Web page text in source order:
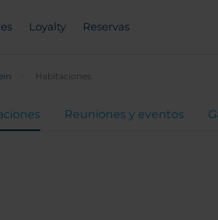
Loyalty Reservas
Habitaciones
Reuniones y eventos